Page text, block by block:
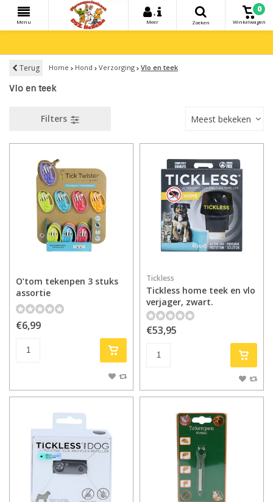
Menu
+
Meer
Zoeken
0
Winkelwagen
Terug Home Hond Verzorging Vlo en teek
Vlo en teek
Filters Meest bekeken
O’tom tekenpen 3 stuks
assortie
€6,99
Tickless
Tickless home teek en vlo
verjager, zwart.
€53,95